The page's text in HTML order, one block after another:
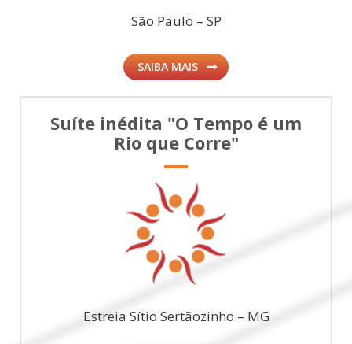
São Paulo – SP
SAIBA MAIS
Suíte inédita "O Tempo é um
Rio que Corre"
Estreia Sítio Sertãozinho – MG